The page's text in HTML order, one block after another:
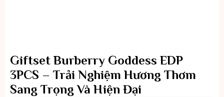
Giftset Burberry Goddess EDP
3PCS – Trải Nghiệm Hương Thơm
Sang Trọng Và Hiện Đại